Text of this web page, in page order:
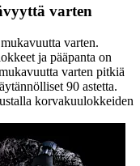
varten
varten.
ja pääpanta on
varten pitkiä
90 astetta.
korvakuulokkeiden